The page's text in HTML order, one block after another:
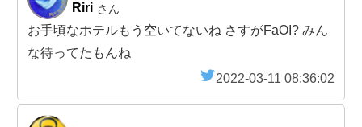
Riri さん
お手頃なホテルもう空いてないね さすがFaOI? みん
な待ってたもんね
2022-03-11 08:36:02